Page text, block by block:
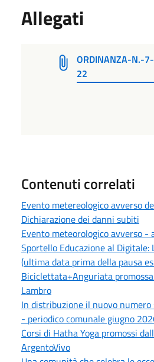
Allegati
ORDINANZA-N.-
22
Contenuti correlati
Evento metereologico avverso
Dichiarazione dei danni subiti
Evento meteorologico avverso -
Sportello Educazione al Digitale:
(ultima data prima della pausa
Biciclettata+Anguriata
Lambro
In distribuzione il nuovo numero
- periodico comunale giugno
Corsi di Hatha Yoga promossi
ArgentoVivo